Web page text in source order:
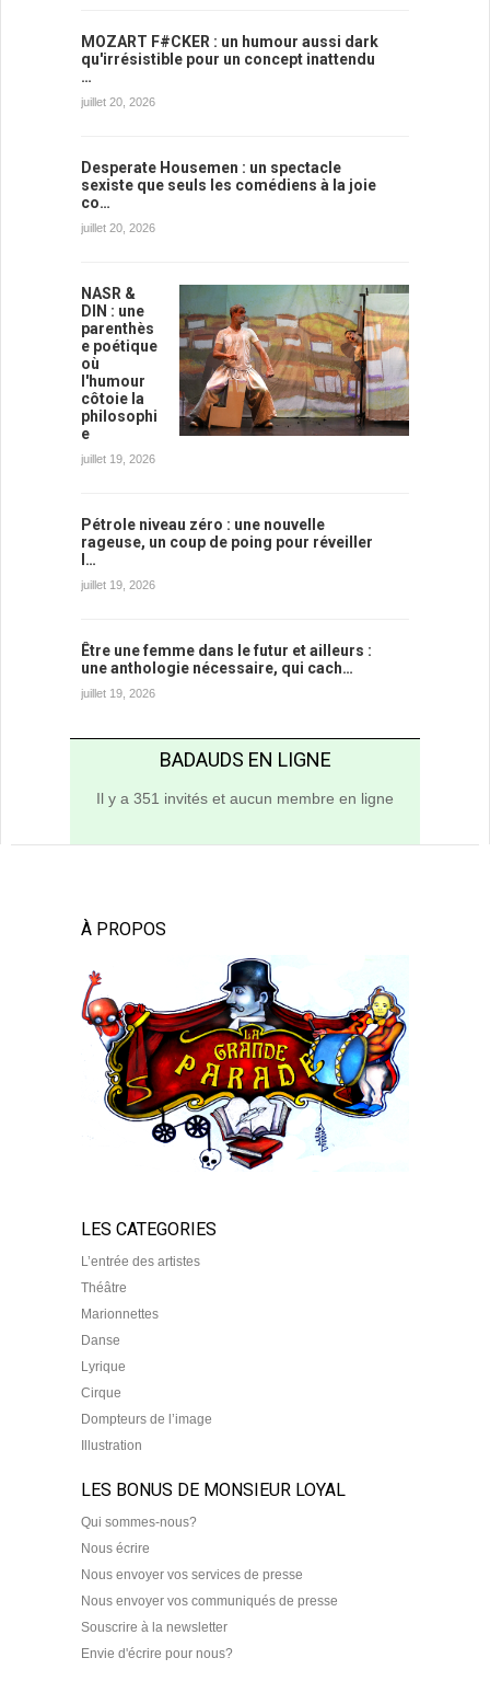
MOZART F#CKER : un humour aussi dark
qu'irrésistible pour un concept inattendu
…
juillet 20, 2026
Desperate Housemen : un spectacle
sexiste que seuls les comédiens à la joie
co…
juillet 20, 2026
NASR &
DIN : une
parenthès
e poétique
où
l'humour
côtoie la
philosophi
e
juillet 19, 2026
Pétrole niveau zéro : une nouvelle
rageuse, un coup de poing pour réveiller
l…
juillet 19, 2026
Être une femme dans le futur et ailleurs :
une anthologie nécessaire, qui cach…
juillet 19, 2026
BADAUDS EN LIGNE
Il y a 351 invités et aucun membre en ligne
À PROPOS
LES CATEGORIES
L’entrée des artistes
Théâtre
Marionnettes
Danse
Lyrique
Cirque
Dompteurs de l’image
Illustration
LES BONUS DE MONSIEUR LOYAL
Qui sommes-nous?
Nous écrire
Nous envoyer vos services de presse
Nous envoyer vos communiqués de presse
Souscrire à la newsletter
Envie d'écrire pour nous?